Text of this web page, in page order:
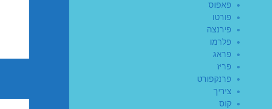
פאפוס
פורטו
פירנצה
פלרמו
פראג
פריז
פרנקפורט
ציריך
קוס